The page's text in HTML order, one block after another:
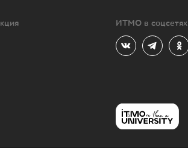
ИТМО в соцсетях